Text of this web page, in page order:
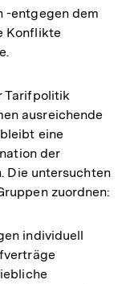
-entgegen dem
Konflikte
Tarifpolitik
ausreichende
eine
der
Die untersuchten
zuordnen:
individuell